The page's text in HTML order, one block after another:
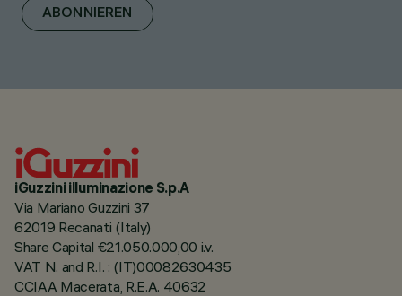
ABONNIEREN
iGuzzini illuminazione S.p.A
Via Mariano Guzzini 37
62019 Recanati (Italy)
Share Capital €21.050.000,00 i.v.
VAT N. and R.I. : (IT)00082630435
CCIAA Macerata, R.E.A. 40632